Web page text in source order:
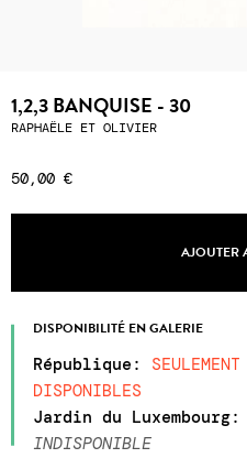
1,2,3 BANQUISE - 30
RAPHAËLE ET OLIVIER
50,00 €
AJOUTER
DISPONIBILITÉ EN GALERIE
République :
DISPONIBLES
Jardin du Luxembourg:
INDISPONIBLE